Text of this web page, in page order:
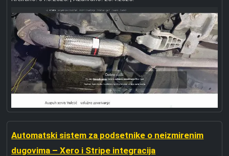
Automatski sistem za podsetnike o neizmirenim
dugovima – Xero i Stripe integracija